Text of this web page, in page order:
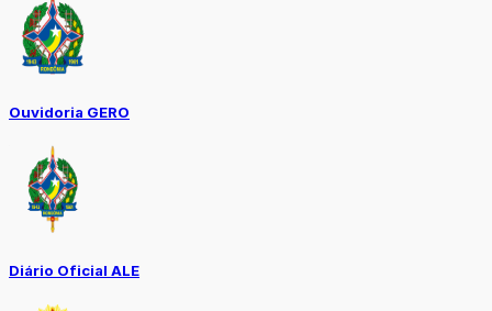
Ouvidoria GERO
Diário Oficial ALE